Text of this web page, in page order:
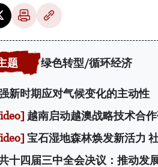
绿色转型/循环经济
新时期应对气候变化的主动性
越南启动越澳战略技术合
宝石湿地森林焕发新活力
十四届三中全会决议：推动发